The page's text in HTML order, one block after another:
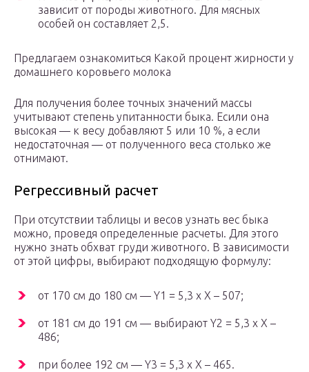
зависит от породы животного. Для мясных
особей он составляет 2,5.
Предлагаем ознакомиться Какой процент жирности у
домашнего коровьего молока
Для получения более точных значений массы
учитывают степень упитанности быка. Есили она
высокая — к весу добавляют 5 или 10 %, а если
недостаточная — от полученного веса столько же
отнимают.
Регрессивный расчет
При отсутствии таблицы и весов узнать вес быка
можно, проведя определенные расчеты. Для этого
нужно знать обхват груди животного. В зависимости
от этой цифры, выбирают подходящую формулу:
от 170 см до 180 см — Y1 = 5,3 х X – 507;
от 181 см до 191 см — выбирают Y2 = 5,3 х X –
486;
при более 192 см — Y3 = 5,3 х X – 465.